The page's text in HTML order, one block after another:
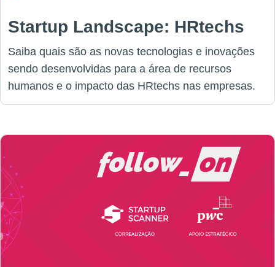
Startup Landscape: HRtechs
Saiba quais são as novas tecnologias e inovações
sendo desenvolvidas para a área de recursos
humanos e o impacto das HRtechs nas empresas.